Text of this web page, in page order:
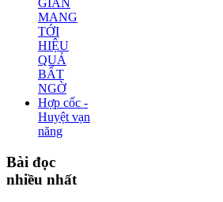
GIẢN
MANG
TỚI
HIỆU
QUẢ
BẤT
NGỜ
Hợp cốc -
Huyệt vạn
năng
Bài đọc
nhiều nhất